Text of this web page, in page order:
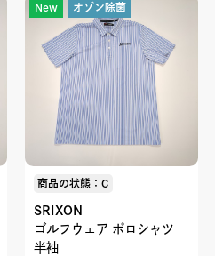
New オゾン除菌
商品の状態：C
SRIXON
ゴルフウェア ポロシャツ
半袖